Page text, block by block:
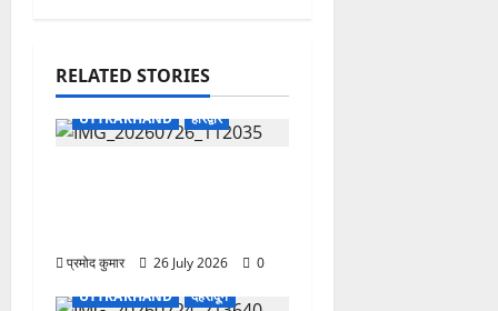
RELATED STORIES
UTTRAKHAND हरिद्वार
प्रमोद कुमार 26 July 2026
0
UTTRAKHAND
देहरादून